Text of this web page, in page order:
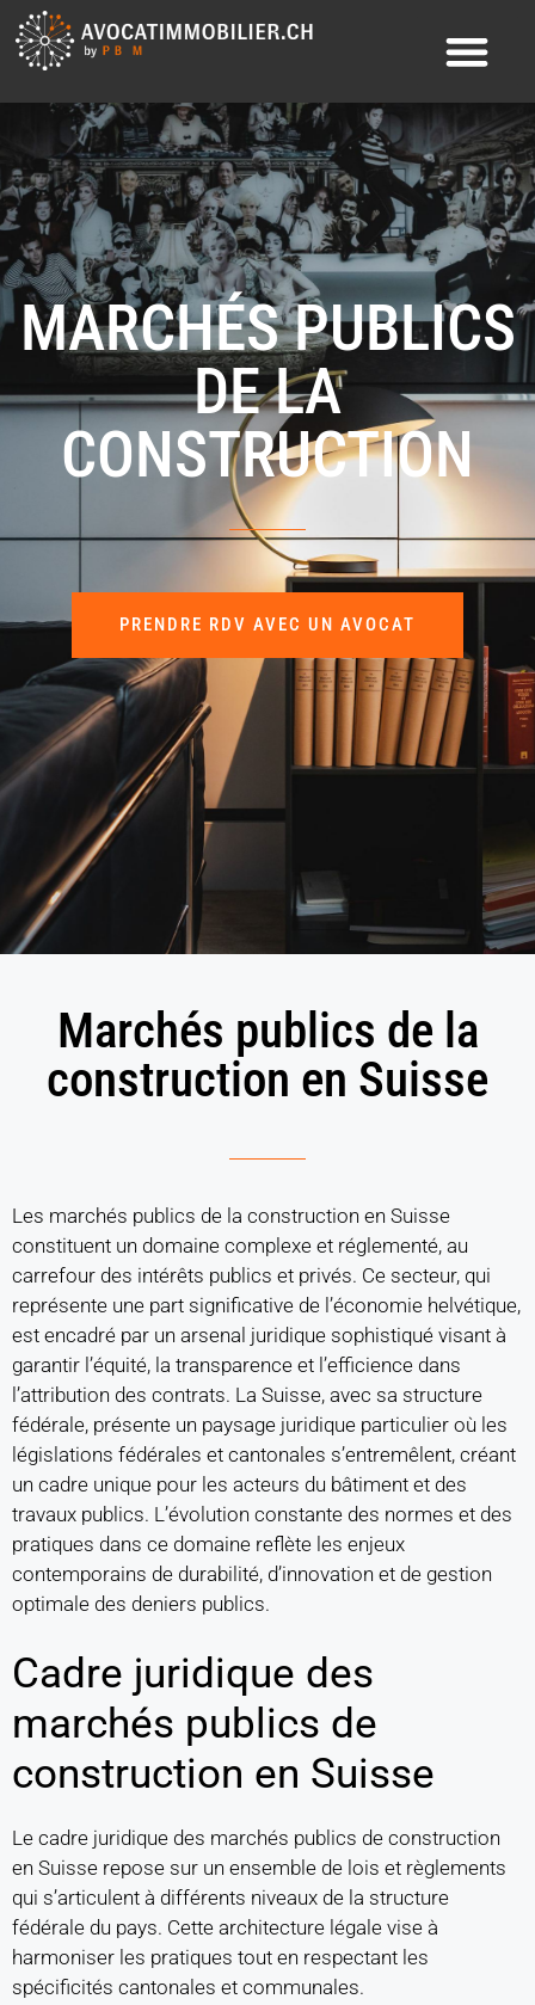
MARCHÉS PUBLICS
DE LA
CONSTRUCTION
PRENDRE RDV AVEC UN AVOCAT
Marchés publics de la
construction en Suisse
Les marchés publics de la construction en Suisse
constituent un domaine complexe et réglementé, au
carrefour des intérêts publics et privés. Ce secteur, qui
représente une part significative de l’économie helvétique,
est encadré par un arsenal juridique sophistiqué visant à
garantir l’équité, la transparence et l’efficience dans
l’attribution des contrats. La Suisse, avec sa structure
fédérale, présente un paysage juridique particulier où les
législations fédérales et cantonales s’entremêlent, créant
un cadre unique pour les acteurs du bâtiment et des
travaux publics. L’évolution constante des normes et des
pratiques dans ce domaine reflète les enjeux
contemporains de durabilité, d’innovation et de gestion
optimale des deniers publics.
Cadre juridique des
marchés publics de
construction en Suisse
Le cadre juridique des marchés publics de construction
en Suisse repose sur un ensemble de lois et règlements
qui s’articulent à différents niveaux de la structure
fédérale du pays. Cette architecture légale vise à
harmoniser les pratiques tout en respectant les
spécificités cantonales et communales.